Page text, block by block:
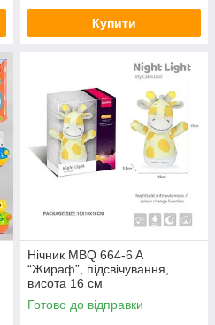
Купити
Нічник MBQ 664-6 A
“Жираф”, підсвічування,
висота 16 см
Готово до відправки